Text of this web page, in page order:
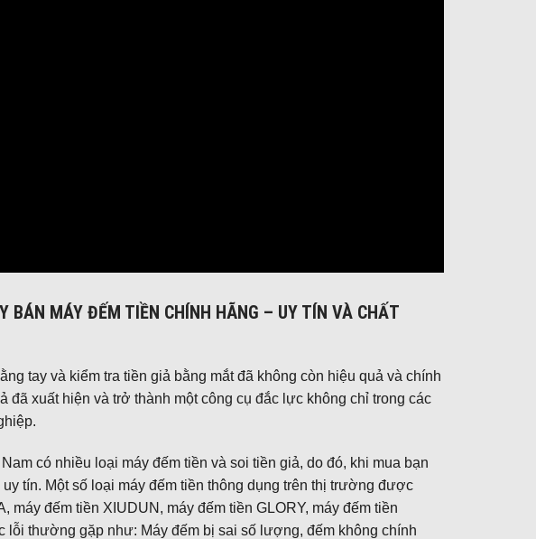
BÁN MÁY ĐẾM TIỀN CHÍNH HÃNG – UY TÍN VÀ CHẤT
tay và kiểm tra tiền giả bằng mắt đã không còn hiệu quả và chính
đã xuất hiện và trở thành một công cụ đắc lực không chỉ trong các
có nhiều loại máy đếm tiền và soi tiền giả, do đó, khi mua bạn
tín. Một số loại máy đếm tiền thông dụng trên thị trường được
máy đếm tiền XIUDUN, máy đếm tiền GLORY, máy đếm tiền
thường gặp như: Máy đếm bị sai số lượng, đếm không chính